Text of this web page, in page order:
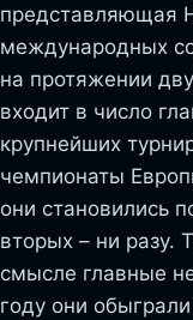
представляющая
международных
на протяжении
входит в число
крупнейших
чемпионаты
они становились
вторых – ни разу.
смысле главные
году они